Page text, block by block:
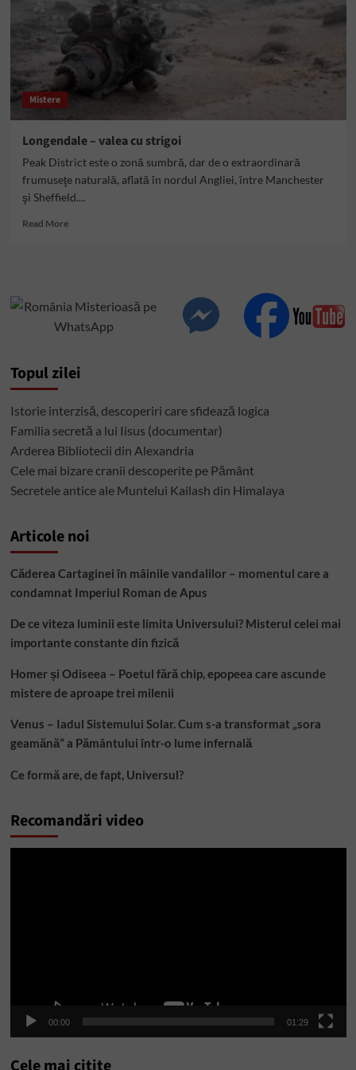
Mistere
Longendale – valea cu strigoi
Peak District este o zonă sumbră, dar de o extraordinară
frumuseţe naturală, aflată în nordul Angliei, între Manchester
şi Sheffield....
Read MoreRead
cu
strigoi
Topul zilei
Istorie interzisă, descoperiri care sfidează logica
Familia secretă a lui Iisus (documentar)
Arderea Bibliotecii din Alexandria
Cele mai bizare cranii descoperite pe Pământ
Secretele antice ale Muntelui Kailash din Himalaya
Articole noi
Căderea Cartaginei în mâinile vandalilor – momentul care a
condamnat Imperiul Roman de Apus
De ce viteza luminii este limita Universului? Misterul celei mai
importante constante din fizică
Homer și Odiseea – Poetul fără chip, epopeea care ascunde
mistere de aproape trei milenii
Venus – Iadul Sistemului Solar. Cum s-a transformat „sora
geamănă” a Pământului într-o lume infernală
Ce formă are, de fapt, Universul?
Recomandări video
00:00 01:29